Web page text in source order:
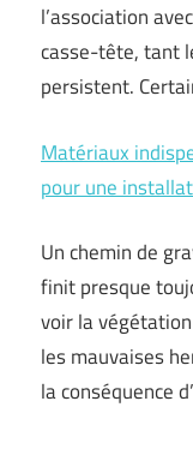
l’association
casse-tête, tant
persistent.
Matériaux
pour une
Un chemin de
finit presque
voir la
les mauvaises
la conséquence